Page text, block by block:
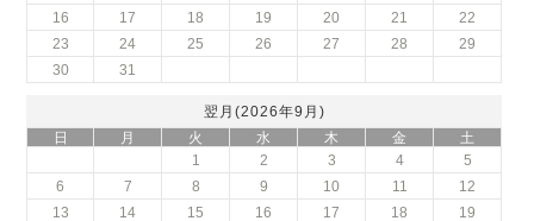
16
17 18 19 20 21
22
23
24 25 26 27 28
29
30
31
翌月(2026年9月)
日
月 火 水 木 金
土
1
2 3 4
5
6
7 8 9 10 11
12
13
14 15 16 17 18
19